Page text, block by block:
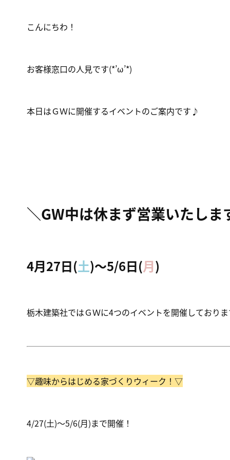
こんにちわ！
お客様窓口の人見です(*’ω’*)
本日はＧＷに開催するイベントのご案内です♪
＼GW中は休まず営業いたしま
4月27日(土)～5/6日(月)
栃木建築社ではＧＷに4つのイベントを開催しており
▽趣味からはじめる家づくりウィーク！▽
4/27(土)～5/6(月)まで開催！